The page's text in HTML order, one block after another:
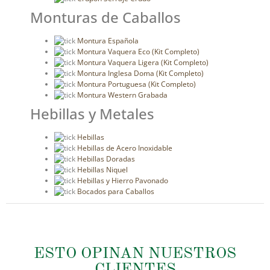
Monturas de Caballos
Montura Española
Montura Vaquera Eco (Kit Completo)
Montura Vaquera Ligera (Kit Completo)
Montura Inglesa Doma (Kit Completo)
Montura Portuguesa (Kit Completo)
Montura Western Grabada
Hebillas y Metales
Hebillas
Hebillas de Acero Inoxidable
Hebillas Doradas
Hebillas Niquel
Hebillas y Hierro Pavonado
Bocados para Caballos
ESTO OPINAN NUESTROS